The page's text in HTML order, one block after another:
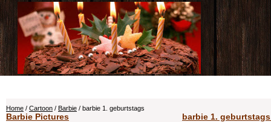
Home / Cartoon / Barbie / barbie 1. geburtstags
Barbie Pictures barbie 1.